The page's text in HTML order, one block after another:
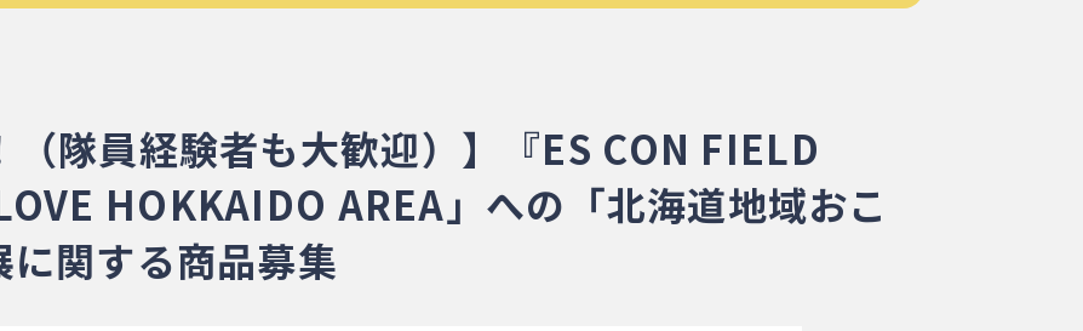
（隊員経験者も大歓迎）】『ES CON FIELD
HOKKAIDO AREA」への「北海道地域おこ
に関する商品募集